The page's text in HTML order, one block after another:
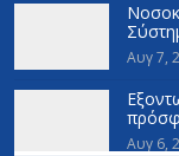
Αυγ 7,
Αυγ 6,